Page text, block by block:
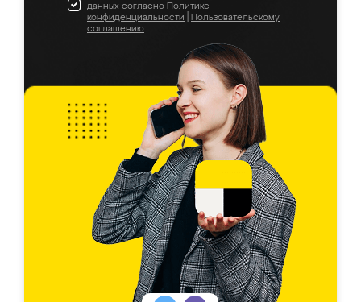
данных согласно Политике
конфиденциальности
Пользовательскому
соглашению